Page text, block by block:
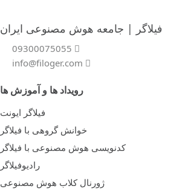
فیلاگر | جامعه هوش مصنوعی ایران
09300075055
info@filoger.com
رویداد ها و آموزش ها
فیلاگر ایونت
خوانش گروهی با فیلاگر
کدنویسی هوش مصنوعی با فیلاگر
رادیوفیلاگر
ژورنال کلاب هوش مصنوعی